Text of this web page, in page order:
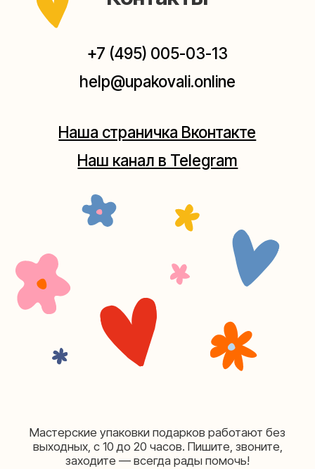
Мастерские упаковки подарков работают без
выходных, с 10 до 20 часов. Пишите, звоните,
Москва, ул.Таганская, дом 25-27
Мастерская на Плющихе
Мастерская на Таганке
+7 (980) 495-03-13